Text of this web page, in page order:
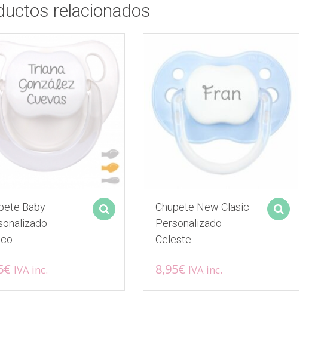
relacionados
Baby
€ IVA inc.
Select options
Chupete New Clasic
Personalizado
Celeste
8,95€ IVA inc.